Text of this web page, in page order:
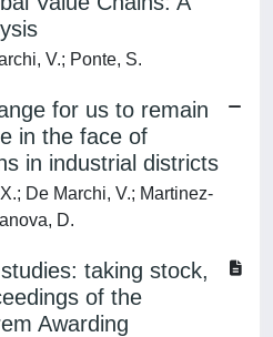
V.; Ponte, S.
for us to remain
in the face of
in industrial districts
De Marchi, V.; Martinez-
D.
taking stock,
of the
Awarding